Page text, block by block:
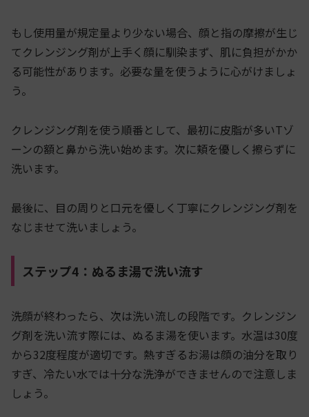
もし使用量が規定量より少ない場合、顔と指の摩擦が生じ
てクレンジング剤が上手く顔に馴染まず、肌に負担がかか
る可能性があります。必要な量を使うように心がけましょ
う。
クレンジング剤を使う順番として、最初に皮脂が多いTゾ
ーンの額と鼻から洗い始めます。次に頬を優しく擦らずに
洗います。
最後に、目の周りと口元を優しく丁寧にクレンジング剤を
なじませて洗いましょう。
ステップ4：ぬるま湯で洗い流す
洗顔が終わったら、次は洗い流しの段階です。クレンジン
グ剤を洗い流す際には、ぬるま湯を使います。水温は30度
から32度程度が適切です。熱すぎるお湯は顔の油分を取り
すぎ、冷たい水では十分な洗浄ができませんので注意しま
しょう。